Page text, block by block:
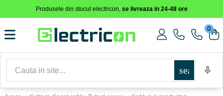
Produsele din stocul electricon, se livreaza in 24-48 ore
0
search